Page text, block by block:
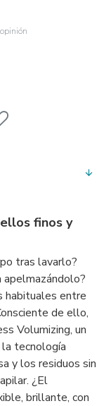
finos y
tras lavarlo?
habituales entre
de ello,
Volumizing, un
la tecnología
y los residuos sin
¿El
brillante, con